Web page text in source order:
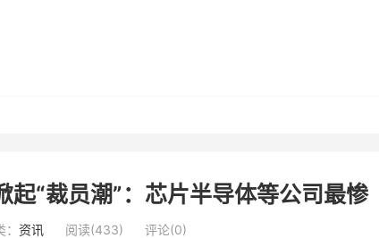
“裁员潮”：芯片半导体等公司最惨
资讯 阅读(433) 评论(0)